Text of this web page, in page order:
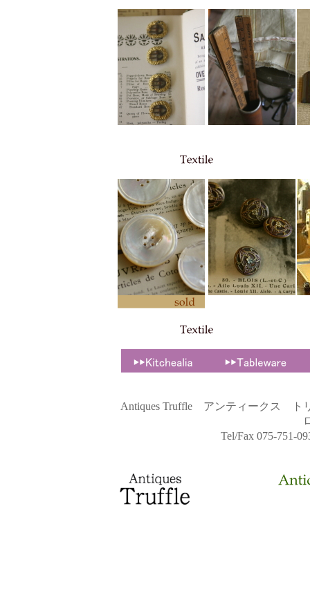
Antiques Truffle アンティークス ト
Tel/Fax 075-751-